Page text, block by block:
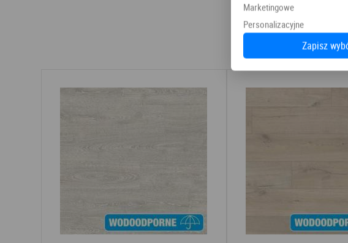
Marketingowe
Personalizacyjne
Zapisz